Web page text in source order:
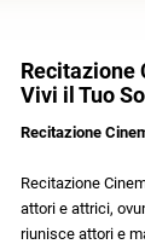
Recitazione
Vivi il Tuo
Recitazione
Recitazione
attori e attrici,
riunisce attori e